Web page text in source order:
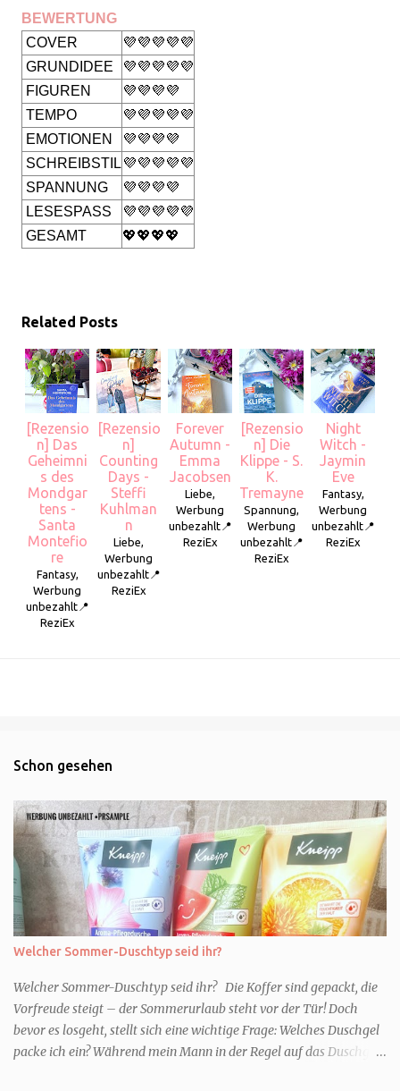
BEWERTUNG
COVER
💜💜💜💜💜
GRUNDIDEE
💜💜💜💜💜
FIGUREN
💜💜💜💜
TEMPO
💜💜💜💜💜
EMOTIONEN
💜💜💜💜
SCHREIBSTIL 💜💜💜💜💜
SPANNUNG
💜💜💜💜
LESESPASS
💜💜💜💜💜
GESAMT
💖💖💖💖
Related Posts
[Rezensio
n] Das
Geheimni
s des
Mondgar
tens -
Santa
Montefio
re
Fantasy,
Werbung
unbezahlt📍
ReziEx
[Rezensio
n]
Counting
Days -
Steffi
Kuhlman
n
Liebe,
Werbung
unbezahlt📍
ReziEx
Forever
Autumn -
Emma
Jacobsen
Liebe,
Werbung
unbezahlt📍
ReziEx
[Rezensio
n] Die
Klippe - S.
K.
Tremayne
Spannung,
Werbung
unbezahlt📍
ReziEx
Night
Witch -
Jaymin
Eve
Fantasy,
Werbung
unbezahlt📍
ReziEx
Schon gesehen
Welcher Sommer-Duschtyp seid ihr?
Welcher Sommer-Duschtyp seid ihr? Die Koffer sind gepackt, die
Vorfreude steigt – der Sommerurlaub steht vor der Tür! Doch
bevor es losgeht, stellt sich eine wichtige Frage: Welches Duschgel
packe ich ein? Während mein Mann in der Regel auf das Duschgel